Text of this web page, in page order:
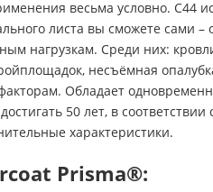
весьма условно. С44
листа вы сможете сами
нагрузкам. Среди них:
несъёмная
Обладает
50 лет, в
характеристики.
Prisma®: